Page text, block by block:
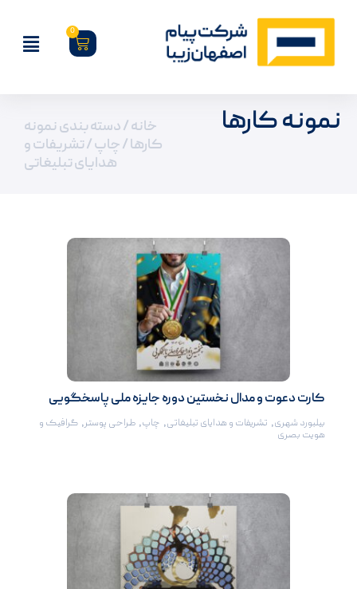
0
نمونه کارها خانه/ دسته بندی نمونه
کارها /چاپ/ تشریفات و
هدایای تبلیغاتی
کارت دعوت و مدال نخستین دوره جایزه ملی پاسخگویی
بیلبورد شهری, تشریفات و هدایای تبلیغاتی, چاپ, طراحی پوستر, گرافیک و
هویت بصری